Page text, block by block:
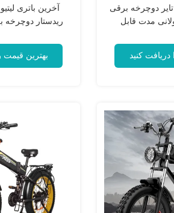
ریدستار دوچرخه برقی 750
بهترین قیمت
چاق تایر دوچرخه برقی
مدت قابل
دریافت کنید